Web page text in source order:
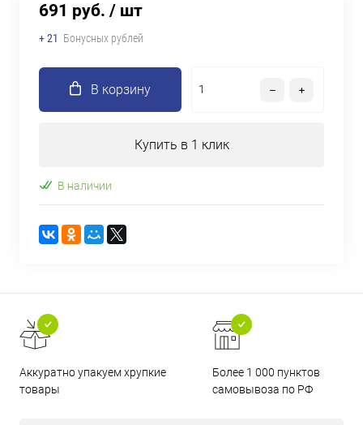
691 руб. / шт
+ 21 Бонусных рублей
В корзину
Купить в 1 клик
В наличии
Аккуратно упакуем хрупкие
товары
Более 1 000 пунктов
самовывоза по РФ